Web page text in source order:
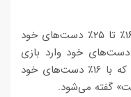
بیشتر بازیکنان TAG در میز ۶نفره با ۱۶٪ تا ۲۵٪ دست‌های خود
به بازیکنی که با ۲۵٪ دست‌های خود وارد بازی
می‌شود تایت-اگرسیو «لوز» و بازیکنی که با ۱۶٪ دست‌های خود
گفته می‌شود.